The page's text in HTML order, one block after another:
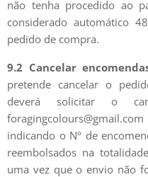
não tenha procedido ao
considerado automático
pedido de compra.
9.2 Cancelar
pretende cancelar o
deverá solicitar o
indicando o Nº de
reembolsados na
uma vez que o envio não